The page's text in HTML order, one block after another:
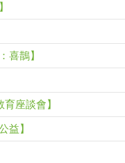
喜鵲】
座談會】
益】